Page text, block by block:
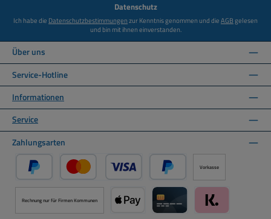
Datenschutz
Ich habe die Datenschutzbestimmungenzur Kenntnis genommen und dieAGBgelesen
und bin mit ihnen einverstanden.
Über uns
Service-Hotline
Informationen
Service
Zahlungsarten
PayPal Kredit- oder Debitkarte über PayPal
Später Bezahlen über PayPal
Vorkasse
Rechnung nur für Firmen Kommunen